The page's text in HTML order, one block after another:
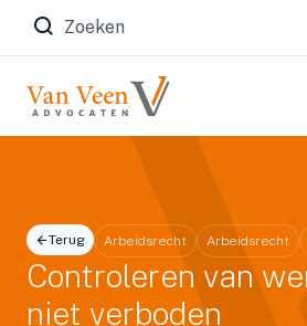
Zoeken naar:
Terug Arbeidsrecht Arbeidsrecht
Controleren van
niet verboden